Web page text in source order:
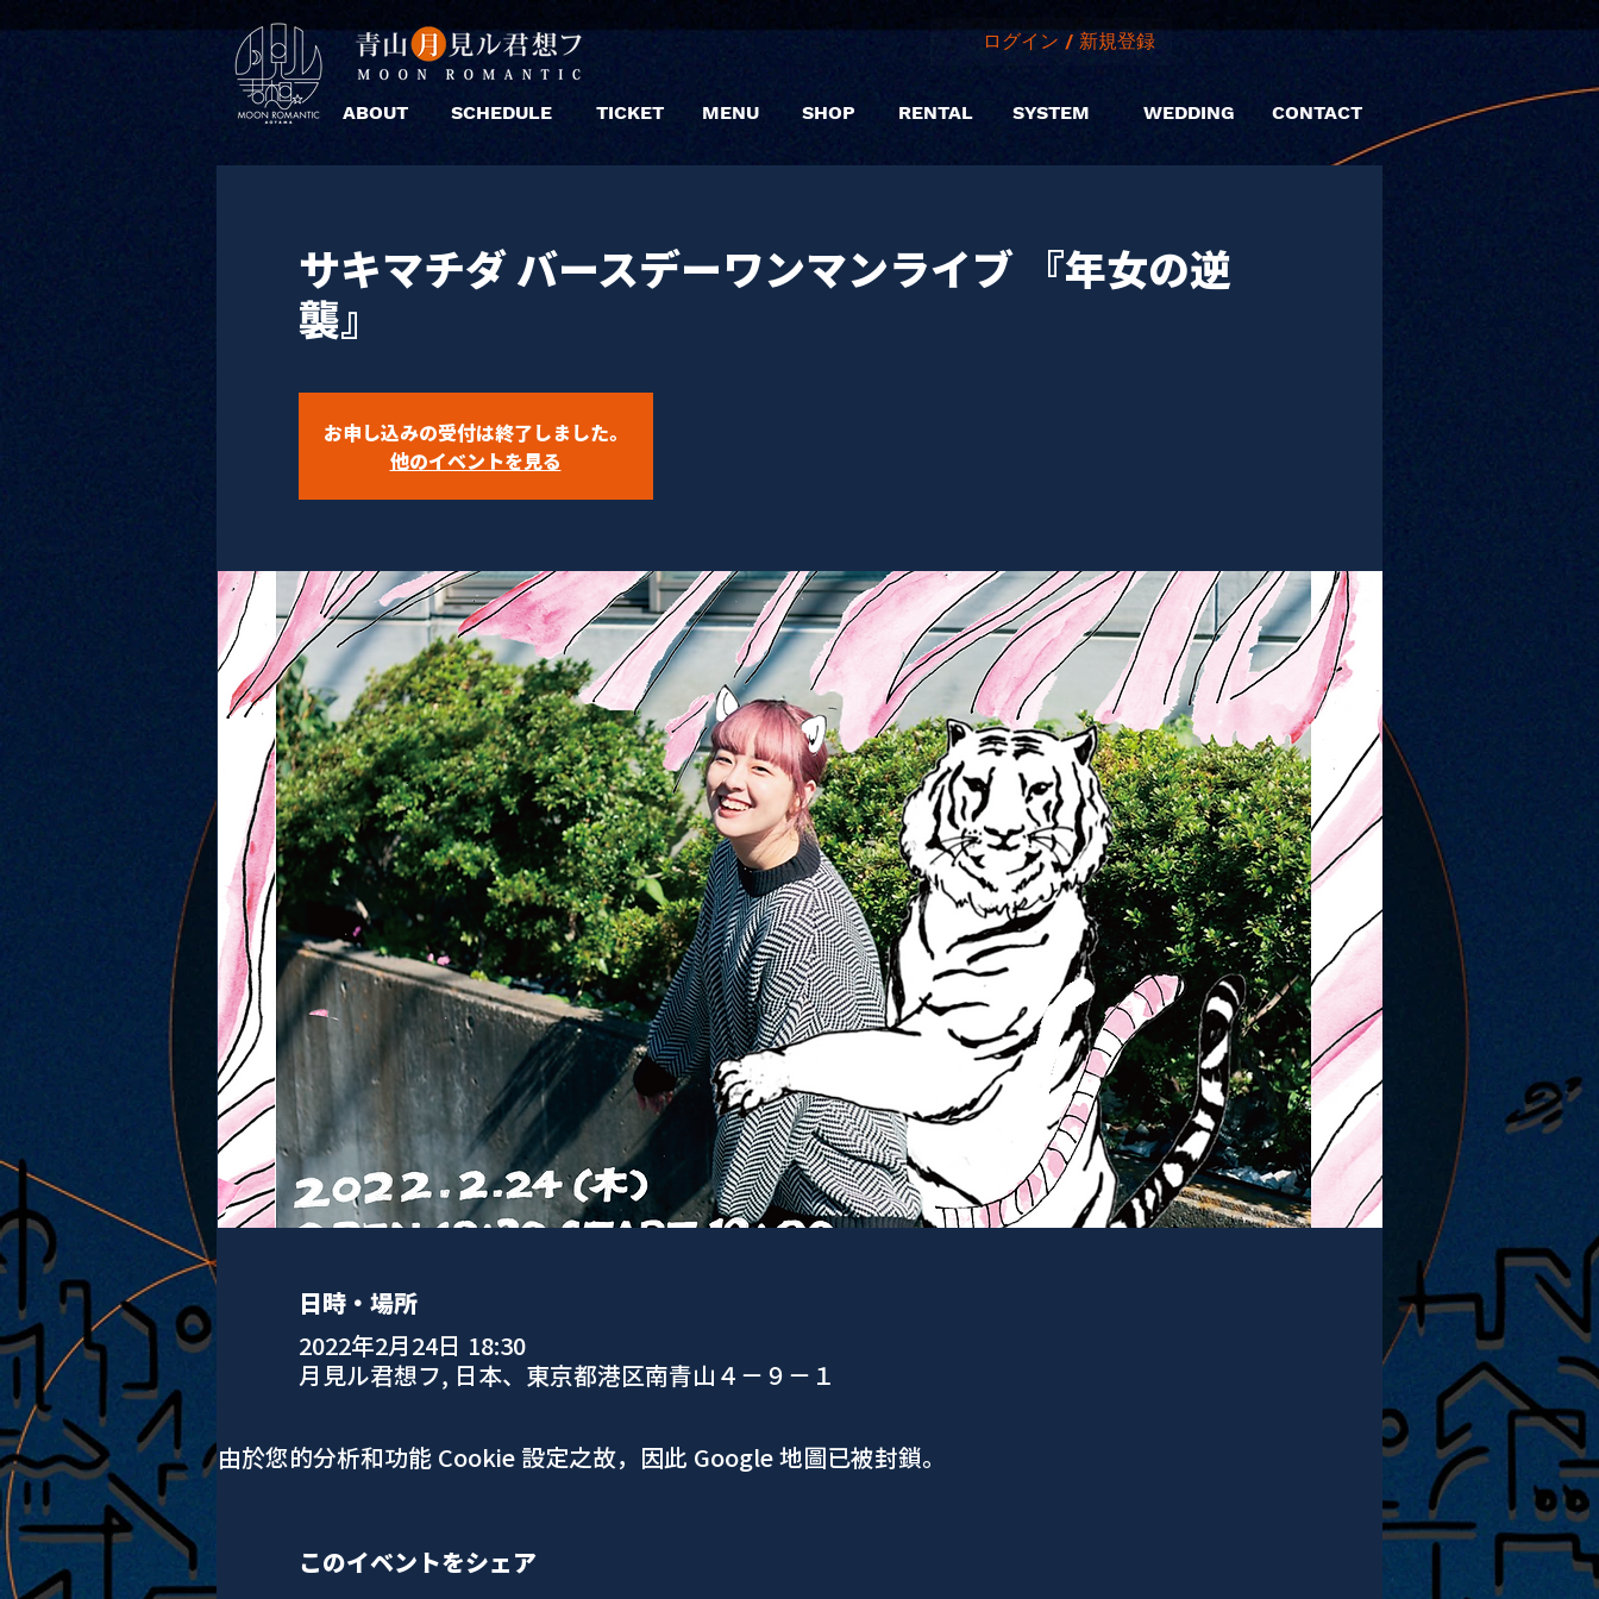
ABOUT SCHEDULE TICKET MENU SHOP
ログイン / 新規登録
RENTAL SYSTEM WEDDING CONTACT
サキマチダ バースデーワンマンライブ 『年女の逆
襲』
お申し込みの受付は終了しました。
他のイベントを見る
日時・場所
2022年2月24日 18:30
月見ル君想フ, 日本、東京都港区南青山４−９−１
由於您的分析和功能 Cookie 設定之故，因此 Google 地圖已被封鎖。
このイベントをシェア